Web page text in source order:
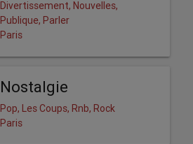
Divertissement, Nouvelles,
Publique, Parler
Paris
Nostalgie
Pop, Les Coups, Rnb, Rock
Paris